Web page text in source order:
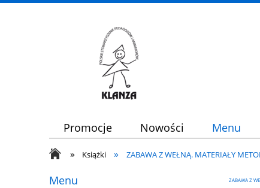
Promocje Nowości Menu
» Książki » ZABAWA Z WEŁNĄ. MATERIAŁY
Menu ZABAWA Z